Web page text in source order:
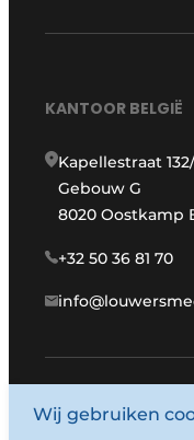
KANTOOR BELGIË
Kapellestraat 132/
Gebouw G
8020 Oostkamp
+32 50 36 81 70
Wij gebruiken